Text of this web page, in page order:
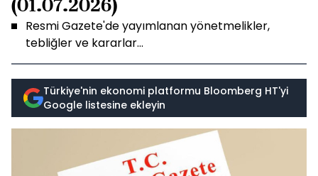
(01.07.2026)
Resmi Gazete'de yayımlanan yönetmelikler,
tebliğler ve kararlar...
Türkiye'nin ekonomi platformu Bloomberg HT'yi
Google listesine ekleyin